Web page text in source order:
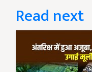
Read next